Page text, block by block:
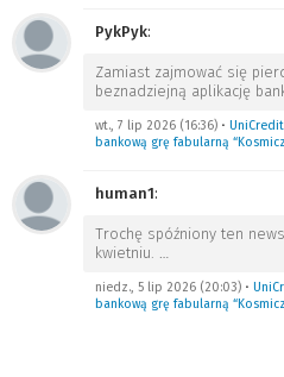
PykPyk:
Zamiast zajmować się
beznadziejną aplikację
wt., 7 lip 2026 (16:36) •
bankową grę fabularną
human1:
Trochę spóźniony ten
kwietniu. …
niedz., 5 lip 2026 (20:03) •
bankową grę fabularną